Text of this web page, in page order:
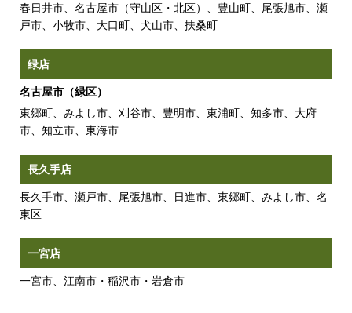
春日井市、名古屋市（守山区・北区）、豊山町、尾張旭市、瀬
戸市、小牧市、大口町、犬山市、扶桑町
緑店
名古屋市（緑区）
東郷町、みよし市、刈谷市、 豊明市、東浦町、知多市、大府
市、知立市、東海市
長久手店
長久手市、瀬戸市、尾張旭市、 日進市、東郷町、みよし市、名
東区
一宮店
一宮市、江南市・稲沢市・岩倉市